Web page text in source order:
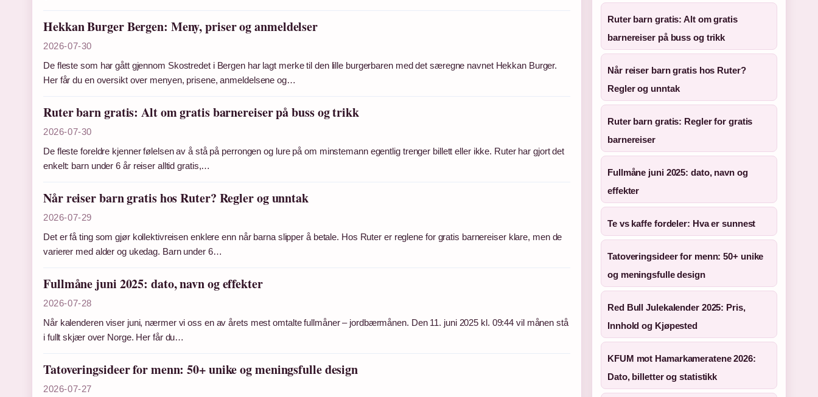
Hekkan Burger Bergen: Meny, priser og anmeldelser
2026-07-30
De fleste som har gått gjennom Skostredet i Bergen har lagt merke til den lille burgerbaren med det særegne navnet Hekkan Burger.
Her får du en oversikt over menyen, prisene, anmeldelsene og…
Ruter barn gratis: Alt om gratis barnereiser på buss og trikk
2026-07-30
De fleste foreldre kjenner følelsen av å stå på perrongen og lure på om minstemann egentlig trenger billett eller ikke. Ruter har gjort det
enkelt: barn under 6 år reiser alltid gratis,…
Når reiser barn gratis hos Ruter? Regler og unntak
2026-07-29
Det er få ting som gjør kollektivreisen enklere enn når barna slipper å betale. Hos Ruter er reglene for gratis barnereiser klare, men de
varierer med alder og ukedag. Barn under 6…
Fullmåne juni 2025: dato, navn og effekter
2026-07-28
Når kalenderen viser juni, nærmer vi oss en av årets mest omtalte fullmåner – jordbærmånen. Den 11. juni 2025 kl. 09:44 vil månen stå
i fullt skjær over Norge. Her får du…
Tatoveringsideer for menn: 50+ unike og meningsfulle design
2026-07-27
Ruter barn gratis: Alt om gratis
barnereiser på buss og trikk
Når reiser barn gratis hos Ruter?
Regler og unntak
Ruter barn gratis: Regler for gratis
barnereiser
Fullmåne juni 2025: dato, navn og
effekter
Te vs kaffe fordeler: Hva er sunnest
Tatoveringsideer for menn: 50+ unike
og meningsfulle design
Red Bull Julekalender 2025: Pris,
Innhold og Kjøpested
KFUM mot Hamarkameratene 2026:
Dato, billetter og statistikk